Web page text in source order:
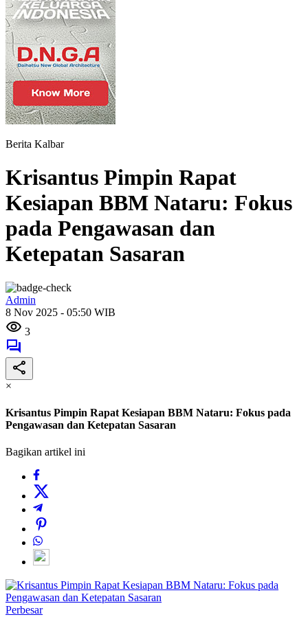
Berita Kalbar
Krisantus Pimpin Rapat
Kesiapan BBM Nataru: Fokus
pada Pengawasan dan
Ketepatan Sasaran
Admin
8 Nov 2025 - 05:50 WIB
3
×
Krisantus Pimpin Rapat Kesiapan BBM Nataru: Fokus pada
Pengawasan dan Ketepatan Sasaran
Bagikan artikel ini
Perbesar